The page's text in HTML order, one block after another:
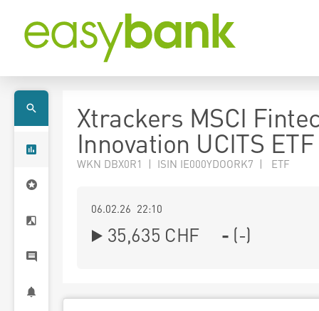
Xtrackers MSCI
Innovation UCITS
WKN DBX0R1 | ISIN IE000YDOORK7 | ETF
06.02.26 22:10
35,635 CHF - (-)